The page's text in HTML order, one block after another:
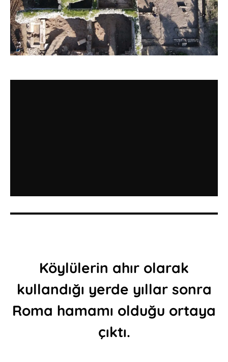
Köylülerin ahır olarak
kullandığı yerde yıllar sonra
Roma hamamı olduğu ortaya
çıktı.